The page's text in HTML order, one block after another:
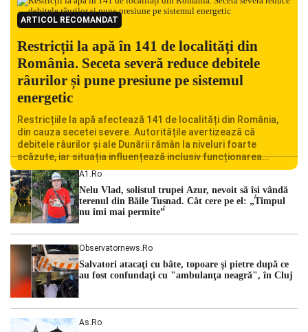
ARTICOL RECOMANDAT
Restricții la apă în 141 de localități din
România. Seceta severă reduce debitele
râurilor și pune presiune pe sistemul
energetic
Restricțiile la apă afectează 141 de localități din România,
din cauza secetei severe. Autoritățile avertizează că
debitele râurilor și ale Dunării rămân la niveluri foarte
scăzute, iar situația influențează inclusiv funcționarea
Centralei Nucleare de la Cernavodă. România se confruntă
cu una dintre cele mai dificile perioade din punct de vedere
hidrologic din ultimii ani. Lipsa […]
A1.ro
Nelu Vlad, solistul trupei Azur, nevoit să își vândă
terenul din Băile Tușnad. Cât cere pe el: „Timpul
nu îmi mai permite”
Observatornews.ro
Salvatori atacaţi cu bâte, topoare şi pietre după ce
au fost confundaţi cu "ambulanţa neagră", în Cluj
As.ro